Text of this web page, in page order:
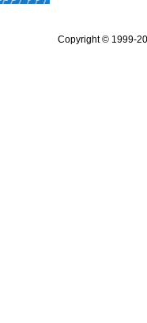
Copyright © 1999-